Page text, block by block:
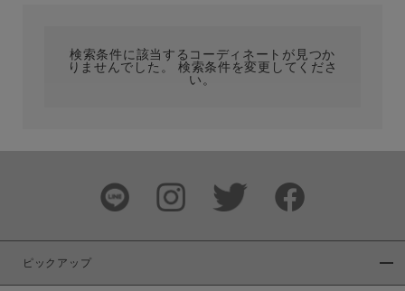
検索条件に該当するコーディネートが見つか
りませんでした。 検索条件を変更してくださ
い。
ピックアップ